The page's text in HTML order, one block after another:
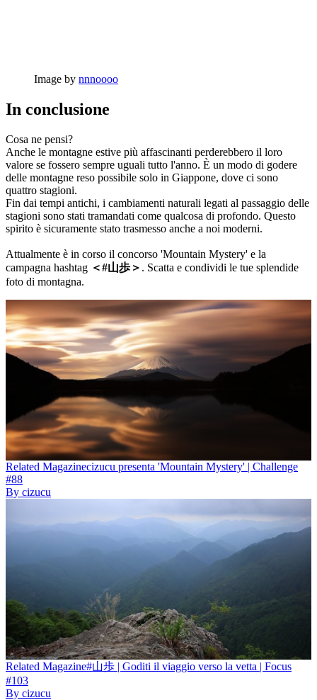
Image by nnnoooo
In conclusione
Cosa ne pensi?
Anche le montagne estive più affascinanti perderebbero il loro
valore se fossero sempre uguali tutto l'anno. È un modo di godere
delle montagne reso possibile solo in Giappone, dove ci sono
quattro stagioni.
Fin dai tempi antichi, i cambiamenti naturali legati al passaggio delle
stagioni sono stati tramandati come qualcosa di profondo. Questo
spirito è sicuramente stato trasmesso anche a noi moderni.
Attualmente è in corso il concorso 'Mountain Mystery' e la
campagna hashtag ＜#山歩＞ . Scatta e condividi le tue splendide
foto di montagna.
Related Magazinecizucu presenta 'Mountain Mystery' | Challenge
#88
By cizucu
Related Magazine#山歩 | Goditi il viaggio verso la vetta | Focus
#103
By cizucu